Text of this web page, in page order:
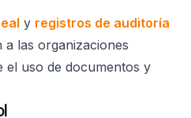
y registros de auditoría
las organizaciones
el uso de documentos y